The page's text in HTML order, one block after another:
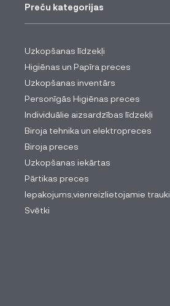
Preču kategorijas
Uzkopšanas līdzekļi
Higiēnas un Papīra preces
Uzkopšanas inventārs
Personīgās Higiēnas preces
Individuālie aizsardzības līdzekļi
Biroja tehnika un elektropreces
Biroja preces
Uzkopšanas iekārtas
Pārtikas preces
Iepakojums,vienreizlietojamie trauki
Svētki